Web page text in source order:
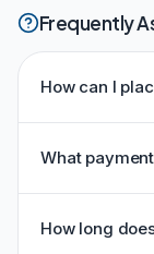
Frequently
How can I
What
How long